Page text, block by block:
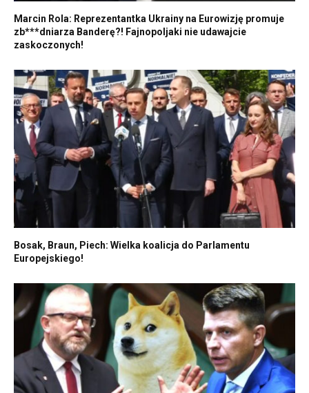
Marcin Rola: Reprezentantka Ukrainy na Eurowizję promuje
zb***dniarza Banderę?! Fajnopoljaki nie udawajcie
zaskoczonych!
Bosak, Braun, Piech: Wielka koalicja do Parlamentu
Europejskiego!